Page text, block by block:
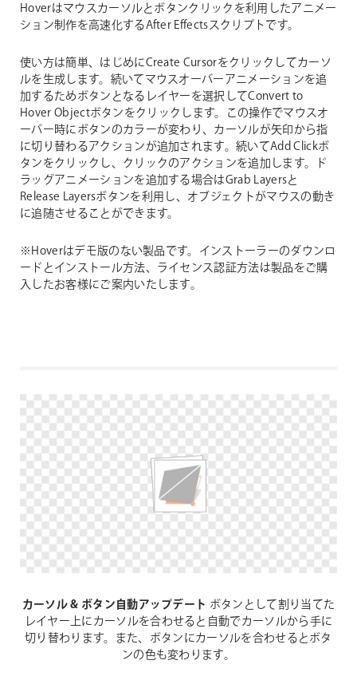
Hoverはマウスカーソルとボタンクリックを利用したアニメー
ション制作を高速化するAfter Effectsスクリプトです。
使い方は簡単、はじめにCreate Cursorをクリックしてカーソ
ルを生成します。続いてマウスオーバーアニメーションを追
加するためボタンとなるレイヤーを選択してConvert to
Hover Objectボタンをクリックします。この操作でマウスオ
ーバー時にボタンのカラーが変わり、カーソルが矢印から指
に切り替わるアクションが追加されます。続いてAdd Clickボ
タンをクリックし、クリックのアクションを追加します。ド
ラッグアニメーションを追加する場合はGrab Layersと
Release Layersボタンを利用し、オブジェクトがマウスの動き
に追随させることができます。
※Hoverはデモ版のない製品です。インストーラーのダウンロ
ードとインストール方法、ライセンス認証方法は製品をご購
入したお客様にご案内いたします。
カーソル & ボタン自動アップデート ボタンとして割り当てた
レイヤー上にカーソルを合わせると自動でカーソルから手に
切り替わります。また、ボタンにカーソルを合わせるとボタ
ンの色も変わります。